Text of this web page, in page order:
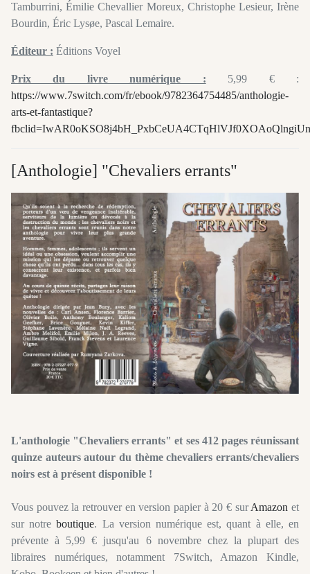
Tamburrini, Émilie Chevallier Moreux, Christophe Lesieur, Irène
Bourdin, Éric Lysøe, Pascal Lemaire.
Éditeur : Éditions Voyel
Prix du livre numérique : 5,99 € :
https://www.7switch.com/fr/ebook/9782364754485/anthologie-
arts-et-fantastique?
[Anthologie] "Chevaliers errants"
L'anthologie "Chevalierserrants" et ses 412 pages réunissant
quinze auteurs autour du thème chevaliers errants/chevaliers
noirs est à présent disponible !
Vous pouvez la retrouver en version papier à 20 € surAmazon et
sur notreboutique. La version numérique est, quant à elle, en
prévente à 5,99 € jusqu'au 6 novembre chez la plupart des
libraires numériques, notamment 7Switch, AmazonKindle,